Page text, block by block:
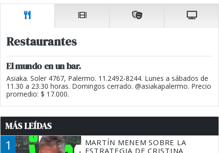
Restaurantes
El mundo en un bar.
Asiaka. Soler 4767, Palermo. 11.2492-8244. Lunes a sábados de
11.30 a 23.30 horas. Domingos cerrado. @asiakapalermo. Precio
promedio: $ 17.000.
MÁS LEÍDAS
1
MARTÍN MENEM SOBRE LA
ESTRATEGIA DE CRISTINA